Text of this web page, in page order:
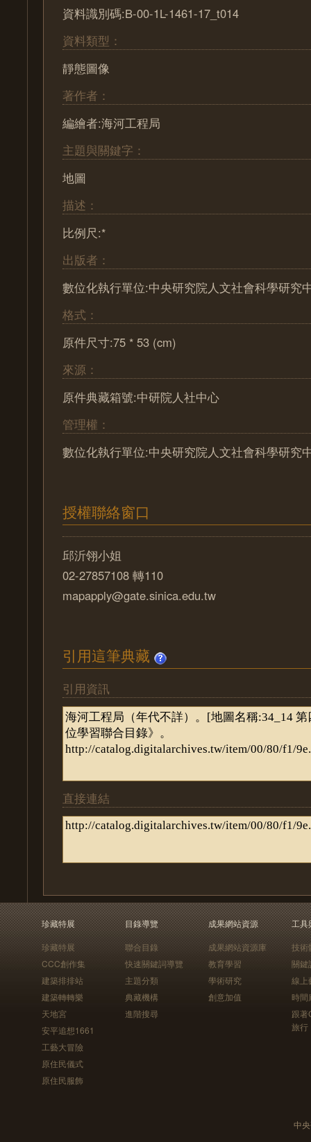
資料識別碼:B-00-1L-1461-17_t014
資料類型：
靜態圖像
著作者：
編繪者:海河工程局
主題與關鍵字：
地圖
描述：
比例尺:*
出版者：
數位化執行單位:中央研究院人文社會科學研究
格式：
原件尺寸:75 * 53 (cm)
來源：
原件典藏箱號:中研院人社中心
管理權：
數位化執行單位:中央研究院人文社會科學研究
授權聯絡窗口
邱沂翎小姐
02-27857108 轉110
mapapply@gate.sinica.edu.tw
引用這筆典藏
引用資訊
直接連結
珍藏特展
珍藏特展
CCC創作集
建築排排站
建築轉轉樂
天地宮
安平追想1661
工藝大冒險
原住民儀式
原住民服飾
目錄導覽
聯合目錄
快速關鍵詞導覽
主題分類
典藏機構
進階搜尋
成果網站資源
成果網站資源庫
教育學習
學術研究
創意加值
工具
技術
關鍵
線上
時間
跟
旅行
中